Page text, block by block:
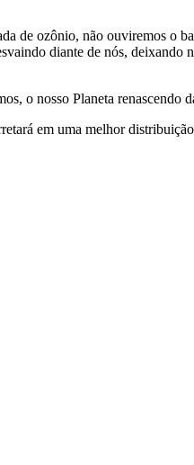
de ozônio, não ouviremos o
diante de nós, deixando
o nosso Planeta renascendo
em uma melhor